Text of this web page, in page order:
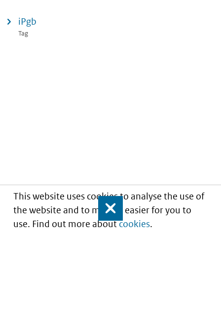
This website uses cookies to analyse the use of
the website and to make it easier for you to
use. Find out more aboutcookies.
Close
iPgb
Tag